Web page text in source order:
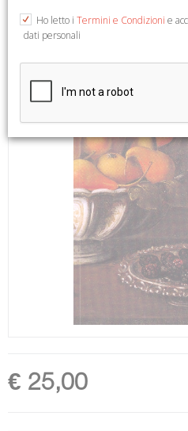
€ 25,00
Ho letto i Termini e Condizioni e
dati personali